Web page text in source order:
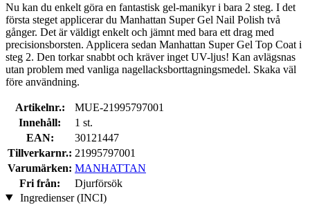
Nu kan du enkelt göra en fantastisk gel-manikyr i bara 2 steg. I det
första steget applicerar du Manhattan Super Gel Nail Polish två
gånger. Det är väldigt enkelt och jämnt med bara ett drag med
precisionsborsten. Applicera sedan Manhattan Super Gel Top Coat i
steg 2. Den torkar snabbt och kräver inget UV-ljus! Kan avlägsnas
utan problem med vanliga nagellacksborttagningsmedel. Skaka väl
före användning.
Artikelnr.:
MUE-21995797001
Innehåll:
1 st.
EAN:
30121447
Tillverkarnr.: 21995797001
Varumärken: MANHATTAN
Fri från:
Djurförsök
Ingredienser (INCI)